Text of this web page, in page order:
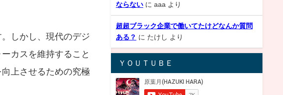
しかし、現代のデジ
カスを維持すること
上させるための究極
ならない に aaa より
超超ブラック企業で働いてたけどなんか質問
ある？ に たけし より
ＹＯＵＴＵＢＥ